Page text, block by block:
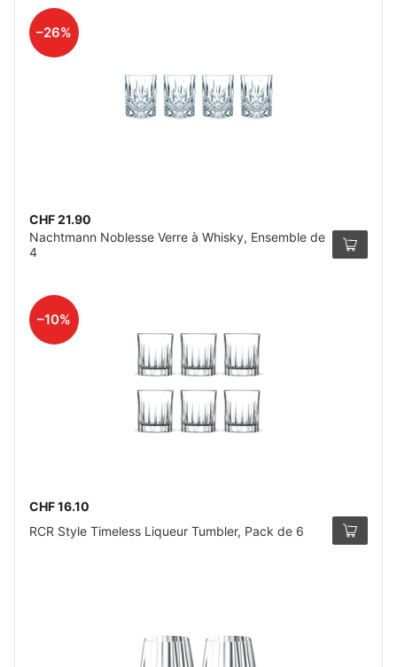
–26%
CHF 21.90
Nachtmann Noblesse Verre à Whisky, Ensemble de
4
–10%
CHF 16.10
RCR Style Timeless Liqueur Tumbler, Pack de 6